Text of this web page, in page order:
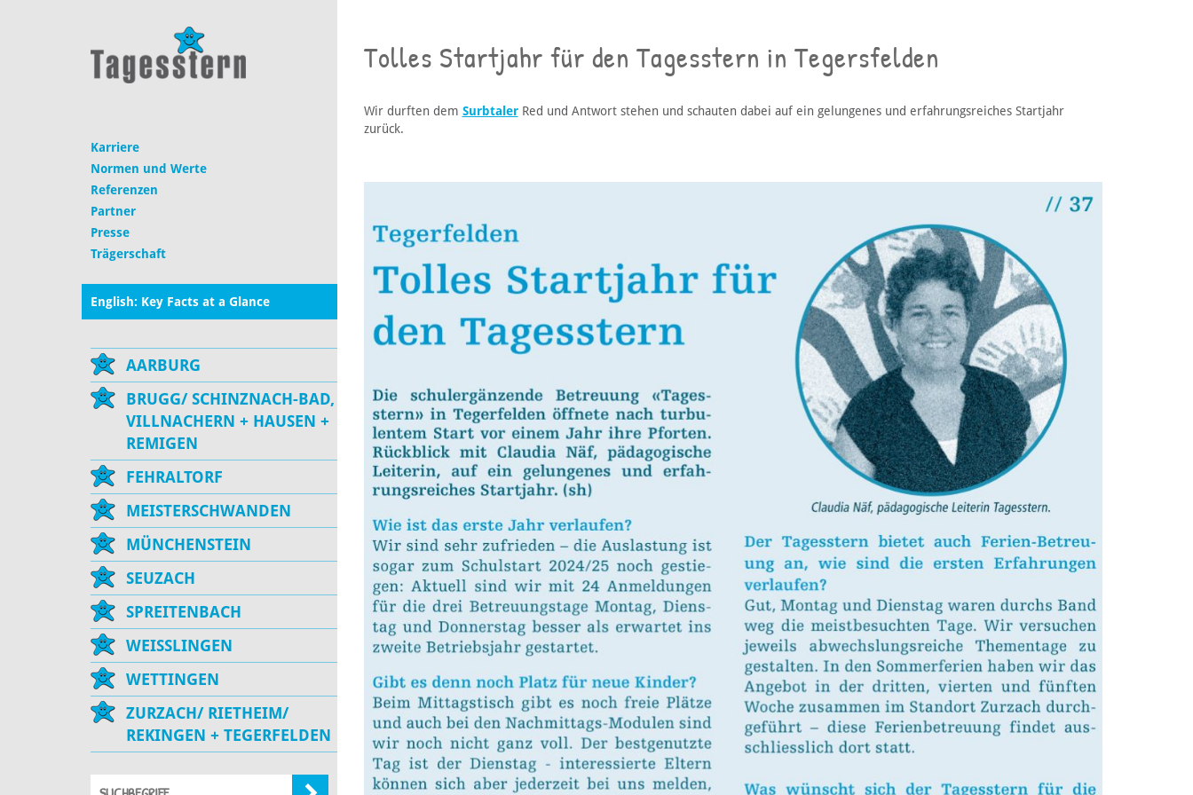
Karriere
Normen und Werte
Referenzen
Partner
Presse
Trägerschaft
English: Key Facts at a Glance
AARBURG
BRUGG/ SCHINZNACH-BAD,
VILLNACHERN + HAUSEN +
REMIGEN
FEHRALTORF
MEISTERSCHWANDEN
MÜNCHENSTEIN
SEUZACH
SPREITENBACH
WEISSLINGEN
WETTINGEN
ZURZACH/ RIETHEIM/
REKINGEN + TEGERFELDEN
Tolles Startjahr für den Tagesstern in Tegersfelden
Wir durften dem SurbtalerRed und Antwort stehen und schauten dabei auf ein gelungenes und erfahrungsreiches Startjahr
zurück.